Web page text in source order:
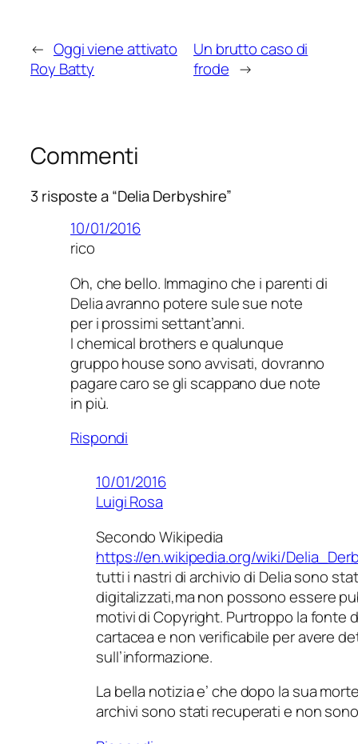
← Oggi viene attivato
Roy Batty
Un brutto caso di
frode →
Commenti
3 risposte a “Delia Derbyshire”
10/01/2016
rico
Oh, che bello. Immagino che i parenti di
Delia avranno potere sule sue note
per i prossimi settant’anni.
I chemical brothers e qualunque
gruppo house sono avvisati, dovranno
pagare caro se gli scappano due note
in più.
Rispondi
10/01/2016
Luigi Rosa
Secondo Wikipedia
https://en.wikipedia.org/wiki/
tutti i nastri di archivio di Delia sono
digitalizzati,ma non possono essere
motivi di Copyright. Purtroppo la fonte
cartacea e non verificabile per avere
sull’informazione.
La bella notizia e’ che dopo la sua
archivi sono stati recuperati e non